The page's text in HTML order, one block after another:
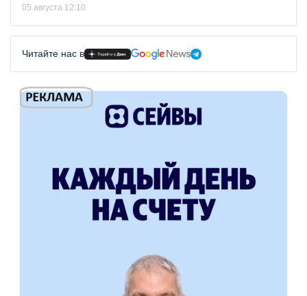
05 августа 12:10
Читайте нас в